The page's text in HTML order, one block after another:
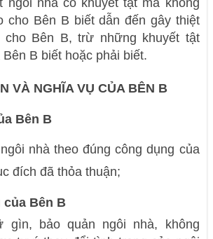
ngôi nhà có khuyết tật mà không
cho Bên B biết dẫn đến gây thiệt
cho Bên B, trừ những khuyết tật
Bên B biết hoặc phải biết.
VÀ NGHĨA VỤ CỦA BÊN B
Bên B
nhà theo đúng công dụng của
đích đã thỏa thuận;
của Bên B
gìn, bảo quản ngôi nhà, không